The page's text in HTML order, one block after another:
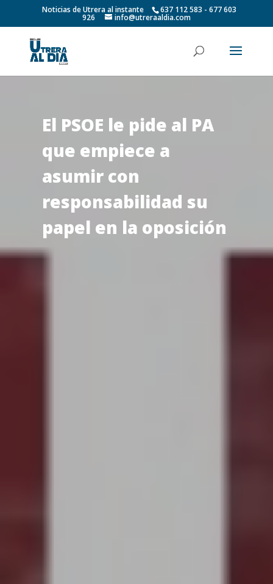
Noticias de Utrera al instante 637 112 583 - 677 603
926 info@utreraaldia.com
El PSOE le pide al PA
que empiece a
asumir con
responsabilidad su
papel en la oposición